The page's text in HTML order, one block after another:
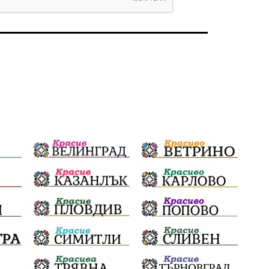
производство Добро дело
Апостол Апостолов
фолклор пострадал
насилие Пътна безопасност